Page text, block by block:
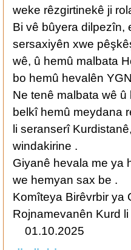
weke rêzgirtinekê ji
Bi vê bûyera dilpezîn,
sersaxiyên xwe
wê, û hemû malbata
bo hemû hevalên
Ne tenê malbata wê
belkî hemû meydana
li seranserî
windakirine .
Giyanê hevala me ya
we hemyan sax be .
Komîteya Birêvrbir ya
Rojnamevanên Kurd li
01.10.2025